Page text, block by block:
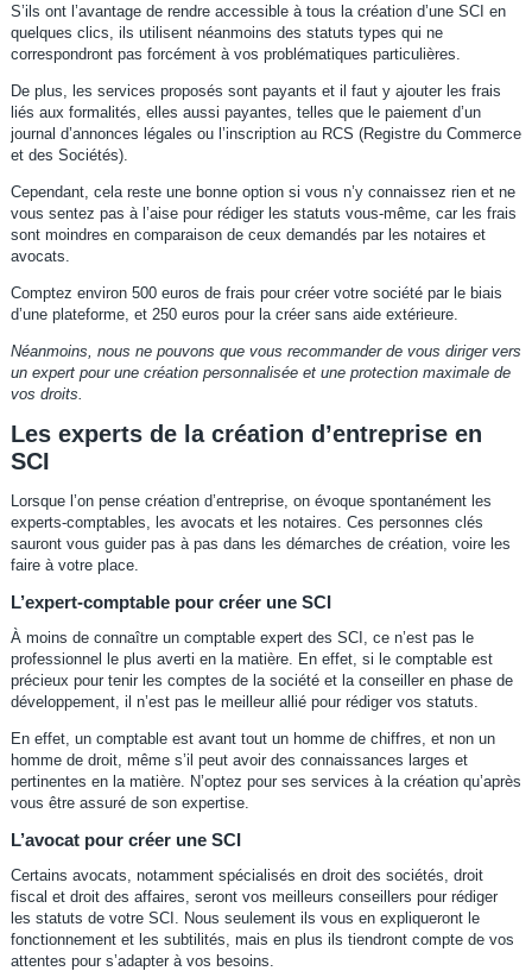
S’ils ont l’avantage de rendre accessible à tous la création d’une SCI en
quelques clics, ils utilisent néanmoins des statuts types qui ne
correspondront pas forcément à vos problématiques particulières.
De plus, les services proposés sont payants et il faut y ajouter les frais
liés aux formalités, elles aussi payantes, telles que le paiement d’un
journal d’annonces légales ou l’inscription au RCS (Registre du Commerce
et des Sociétés).
Cependant, cela reste une bonne option si vous n’y connaissez rien et ne
vous sentez pas à l’aise pour rédiger les statuts vous-même, car les frais
sont moindres en comparaison de ceux demandés par les notaires et
avocats.
Comptez environ 500 euros de frais pour créer votre société par le biais
d’une plateforme, et 250 euros pour la créer sans aide extérieure.
Néanmoins, nous ne pouvons que vous recommander de vous diriger vers
un expert pour une création personnalisée et une protection maximale de
vos droits.
Les experts de la création d’entreprise en
SCI
Lorsque l’on pense création d’entreprise, on évoque spontanément les
experts-comptables, les avocats et les notaires. Ces personnes clés
sauront vous guider pas à pas dans les démarches de création, voire les
faire à votre place.
L’expert-comptable pour créer une SCI
À moins de connaître un comptable expert des SCI, ce n’est pas le
professionnel le plus averti en la matière. En effet, si le comptable est
précieux pour tenir les comptes de la société et la conseiller en phase de
développement, il n’est pas le meilleur allié pour rédiger vos statuts.
En effet, un comptable est avant tout un homme de chiffres, et non un
homme de droit, même s’il peut avoir des connaissances larges et
pertinentes en la matière. N’optez pour ses services à la création qu’après
vous être assuré de son expertise.
L’avocat pour créer une SCI
Certains avocats, notamment spécialisés en droit des sociétés, droit
fiscal et droit des affaires, seront vos meilleurs conseillers pour rédiger
les statuts de votre SCI. Nous seulement ils vous en expliqueront le
fonctionnement et les subtilités, mais en plus ils tiendront compte de vos
attentes pour s’adapter à vos besoins.